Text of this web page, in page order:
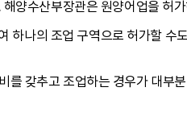
양수산부장관은 원양어업을 허
하나의 조업 구역으로 허가할 수
를 갖추고 조업하는 경우가 대부